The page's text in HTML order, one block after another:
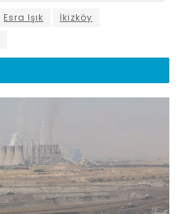
Esra Işık
İkizköy